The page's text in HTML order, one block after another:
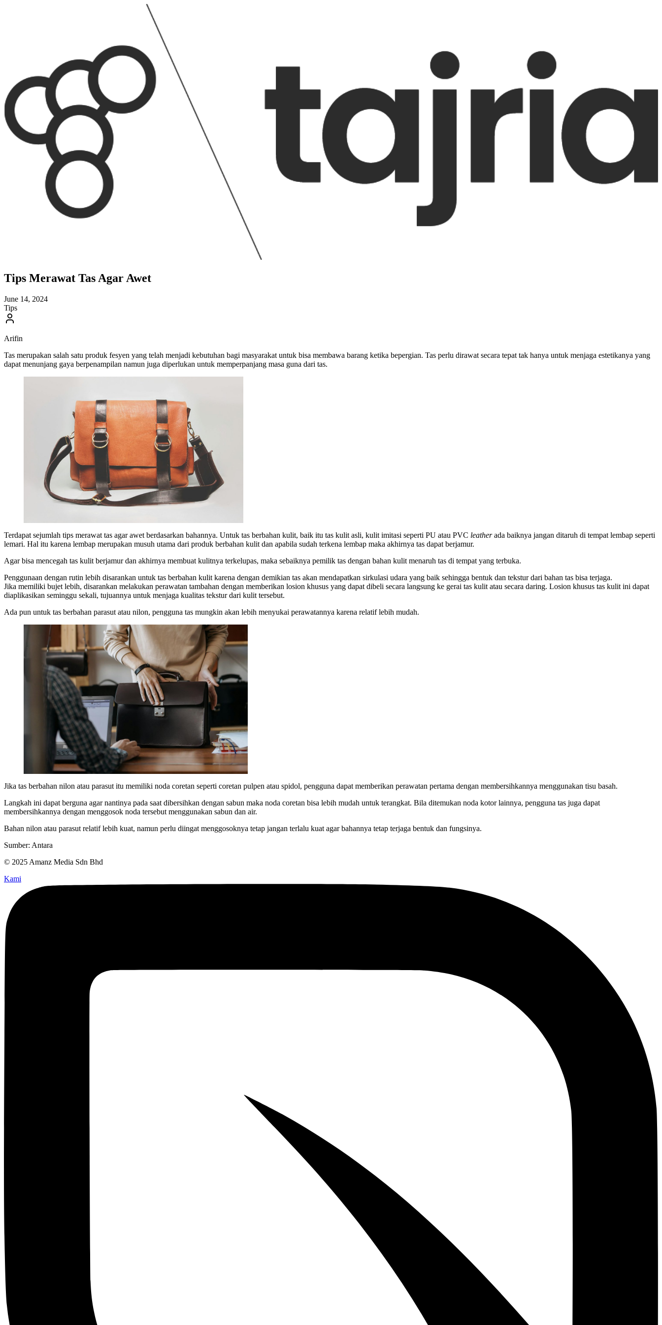
Tips Merawat Tas Agar Awet
June 14, 2024
Tips
Arifin
Tas merupakan salah satu produk fesyen yang telah menjadi kebutuhan bagi masyarakat untuk bisa membawa barang ketika bepergian. Tas perlu dirawat secara tepat tak hanya untuk menjaga estetikanya yang
dapat menunjang gaya berpenampilan namun juga diperlukan untuk memperpanjang masa guna dari tas.
Terdapat sejumlah tips merawat tas agar awet berdasarkan bahannya. Untuk tas berbahan kulit, baik itu tas kulit asli, kulit imitasi seperti PU atau PVC leatherada baiknya jangan ditaruh di tempat lembap seperti
lemari. Hal itu karena lembap merupakan musuh utama dari produk berbahan kulit dan apabila sudah terkena lembap maka akhirnya tas dapat berjamur.
Agar bisa mencegah tas kulit berjamur dan akhirnya membuat kulitnya terkelupas, maka sebaiknya pemilik tas dengan bahan kulit menaruh tas di tempat yang terbuka.
Penggunaan dengan rutin lebih disarankan untuk tas berbahan kulit karena dengan demikian tas akan mendapatkan sirkulasi udara yang baik sehingga bentuk dan tekstur dari bahan tas bisa terjaga.
Jika memiliki bujet lebih, disarankan melakukan perawatan tambahan dengan memberikan losion khusus yang dapat dibeli secara langsung ke gerai tas kulit atau secara daring. Losion khusus tas kulit ini dapat
diaplikasikan seminggu sekali, tujuannya untuk menjaga kualitas tekstur dari kulit tersebut.
Ada pun untuk tas berbahan parasut atau nilon, pengguna tas mungkin akan lebih menyukai perawatannya karena relatif lebih mudah.
Jika tas berbahan nilon atau parasut itu memiliki noda coretan seperti coretan pulpen atau spidol, pengguna dapat memberikan perawatan pertama dengan membersihkannya menggunakan tisu basah.
Langkah ini dapat berguna agar nantinya pada saat dibersihkan dengan sabun maka noda coretan bisa lebih mudah untuk terangkat. Bila ditemukan noda kotor lainnya, pengguna tas juga dapat
membersihkannya dengan menggosok noda tersebut menggunakan sabun dan air.
Bahan nilon atau parasut relatif lebih kuat, namun perlu diingat menggosoknya tetap jangan terlalu kuat agar bahannya tetap terjaga bentuk dan fungsinya.
Sumber: Antara
© 2025 Amanz Media Sdn Bhd
Kami